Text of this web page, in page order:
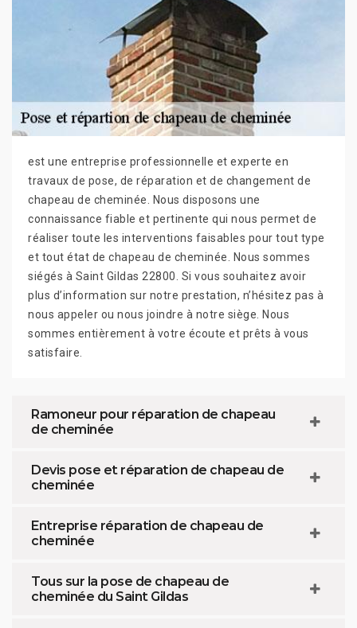
est une entreprise professionnelle et experte en
travaux de pose, de réparation et de changement de
chapeau de cheminée. Nous disposons une
connaissance fiable et pertinente qui nous permet de
réaliser toute les interventions faisables pour tout type
et tout état de chapeau de cheminée. Nous sommes
siégés à Saint Gildas 22800. Si vous souhaitez avoir
plus d’information sur notre prestation, n’hésitez pas à
nous appeler ou nous joindre à notre siège. Nous
sommes entièrement à votre écoute et prêts à vous
satisfaire.
Ramoneur pour réparation de chapeau
de cheminée
Devis pose et réparation de chapeau de
cheminée
Entreprise réparation de chapeau de
cheminée
Tous sur la pose de chapeau de
cheminée du Saint Gildas